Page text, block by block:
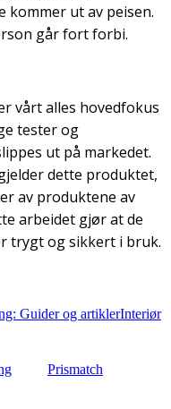
kommer ut av peisen.
går fort forbi.
vårt alles hovedfokus
tester og
ut på markedet.
dette produktet,
av produktene av
arbeidet gjør at de
trygt og sikkert i bruk.
Guider og artiklerInteriør
Prismatch